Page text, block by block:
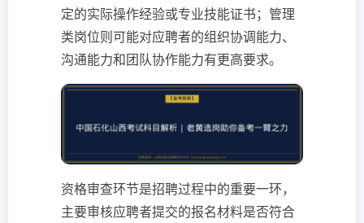
定的实际操作经验或专业技能证书；管理
类岗位则可能对应聘者的组织协调能力、
沟通能力和团队协作能力有更高要求。
资格审查环节是招聘过程中的重要一环，
主要审核应聘者提交的报名材料是否符合